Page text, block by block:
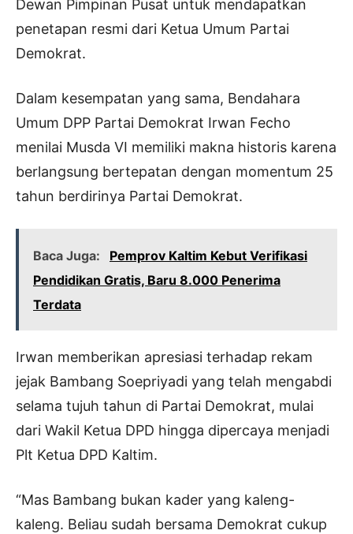
Dewan Pimpinan Pusat untuk mendapatkan
penetapan resmi dari Ketua Umum Partai
Demokrat.
Dalam kesempatan yang sama, Bendahara
Umum DPP Partai Demokrat Irwan Fecho
menilai Musda VI memiliki makna historis karena
berlangsung bertepatan dengan momentum 25
tahun berdirinya Partai Demokrat.
Baca Juga:
Pemprov Kaltim Kebut Verifikasi
Pendidikan Gratis, Baru 8.000 Penerima
Terdata
Irwan memberikan apresiasi terhadap rekam
jejak Bambang Soepriyadi yang telah mengabdi
selama tujuh tahun di Partai Demokrat, mulai
dari Wakil Ketua DPD hingga dipercaya menjadi
Plt Ketua DPD Kaltim.
“Mas Bambang bukan kader yang kaleng-
kaleng. Beliau sudah bersama Demokrat cukup